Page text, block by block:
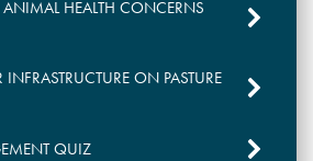
ANIMAL HEALTH CONCERNS
ON PASTURE
QUIZ